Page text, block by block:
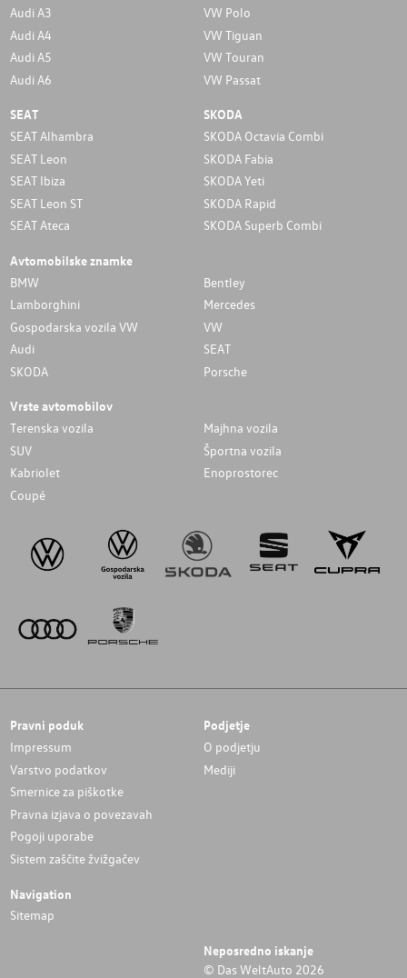
Audi A3
Audi A4
Audi A5
Audi A6
VW Polo
VW Tiguan
VW Touran
VW Passat
SEAT
SEAT Alhambra
SEAT Leon
SEAT Ibiza
SEAT Leon ST
SEAT Ateca
SKODA
SKODA Octavia Combi
SKODA Fabia
SKODA Yeti
SKODA Rapid
SKODA Superb Combi
Avtomobilske znamke
BMW
Bentley
Lamborghini
Mercedes
Gospodarska vozila VW
VW
Audi
SEAT
SKODA
Porsche
Vrste avtomobilov
Terenska vozila
Majhna vozila
SUV
Športna vozila
Kabriolet
Enoprostorec
Coupé
Pravni poduk
Impressum
Varstvo podatkov
Smernice za piškotke
Pravna izjava o povezavah
Pogoji uporabe
Sistem zaščite žvižgačev
Podjetje
O podjetju
Mediji
Navigation
Sitemap
Neposredno iskanje
© Das WeltAuto 2026